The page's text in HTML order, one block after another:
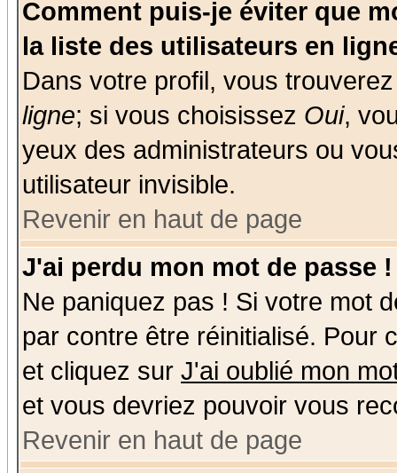
Comment puis-je éviter que
la liste des utilisateurs en
Dans votre profil, vous
ligne; si vous choisissez Oui,
yeux des administrateurs ou
utilisateur invisible.
Revenir en haut de page
J'ai perdu mon mot de passe !
Ne paniquez pas ! Si votre mot
par contre être réinitialisé. Pour
et cliquez sur J'ai oublié mon
et vous devriez pouvoir vous
Revenir en haut de page